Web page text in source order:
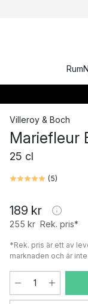
Rum
Villeroy & Boch
Mariefleur
25 cl
(5)
189 kr
255 kr Rek. pris*
*Rek. pris är ett av
marknaden och är